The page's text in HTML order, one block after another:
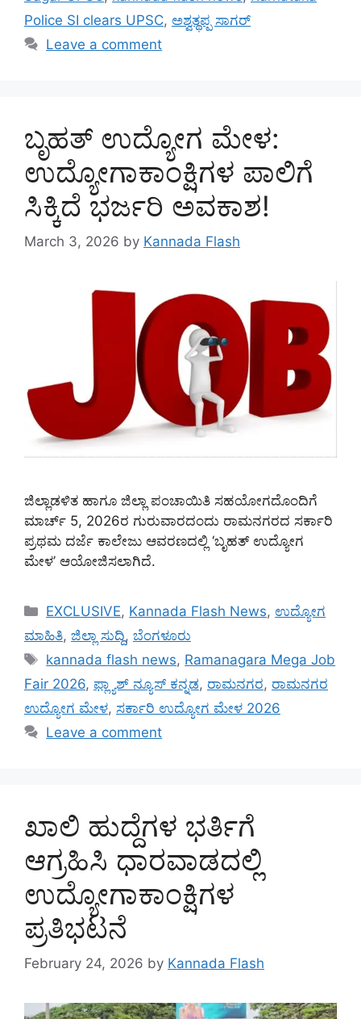
Police SI clears UPSC, ಅಶ್ವತ್ಥಪ್ಪ ಸಾಗರ್
Leave a comment
ಬೃಹತ್ ಉದ್ಯೋಗ ಮೇಳ:
ಉದ್ಯೋಗಾಕಾಂಕ್ಷಿಗಳ ಪಾಲಿಗೆ
ಸಿಕ್ಕಿದೆ ಭರ್ಜರಿ ಅವಕಾಶ!
March 3, 2026 by Kannada Flash
ಜಿಲ್ಲಾಡಳಿತ ಹಾಗೂ ಜಿಲ್ಲಾ ಪಂಚಾಯಿತಿ ಸಹಯೋಗದೊಂದಿಗೆ
ಮಾರ್ಚ್ 5, 2026ರ ಗುರುವಾರದಂದು ರಾಮನಗರದ ಸರ್ಕಾರಿ
ಪ್ರಥಮ ದರ್ಜೆ ಕಾಲೇಜು ಆವರಣದಲ್ಲಿ ‘ಬೃಹತ್ ಉದ್ಯೋಗ
ಮೇಳ’ ಆಯೋಜಿಸಲಾಗಿದೆ.
Categories
EXCLUSIVE, Kannada Flash News, ಉದ್ಯೋಗ
ಮಾಹಿತಿ, ಜಿಲ್ಲಾ ಸುದ್ದಿ, ಬೆಂಗಳೂರು
Tags
kannada flash news, Ramanagara Mega Job
Fair 2026, ಫ್ಲ್ಯಾಶ್‌ ನ್ಯೂಸ್‌ ಕನ್ನಡ, ರಾಮನಗರ, ರಾಮನಗರ
ಉದ್ಯೋಗ ಮೇಳ, ಸರ್ಕಾರಿ ಉದ್ಯೋಗ ಮೇಳ 2026
Leave a comment
ಖಾಲಿ ಹುದ್ದೆಗಳ ಭರ್ತಿಗೆ
ಆಗ್ರಹಿಸಿ ಧಾರವಾಡದಲ್ಲಿ
ಉದ್ಯೋಗಾಕಾಂಕ್ಷಿಗಳ
ಪ್ರತಿಭಟನೆ
February 24, 2026 by Kannada Flash